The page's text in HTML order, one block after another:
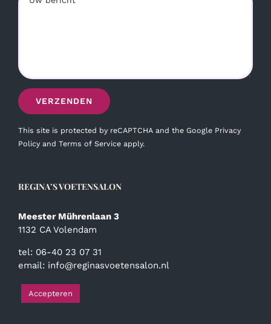
This site is protected by reCAPTCHA and the Google Privacy
Policy and Terms of Service apply.
REGINA’S VOETENSALON
Meester Mührenlaan 3
1132 CA Volendam
tel: 06-40 23 07 31
email: info@reginasvoetensalon.nl
Accepteren